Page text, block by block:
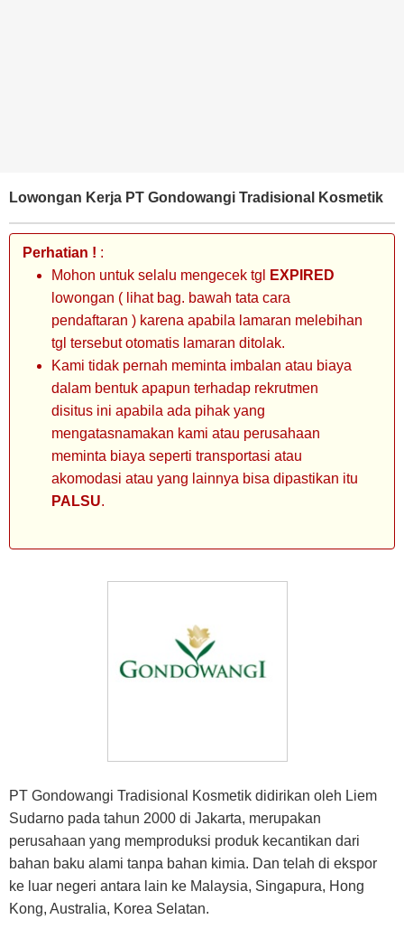
Lowongan Kerja PT Gondowangi Tradisional Kosmetik
Perhatian ! :
Mohon untuk selalu mengecek tgl
EXPIRED
lowongan ( lihat bag. bawah tata cara
pendaftaran ) karena apabila lamaran melebihan
tgl tersebut otomatis lamaran ditolak.
Kami tidak pernah meminta imbalan atau biaya
dalam bentuk apapun terhadap rekrutmen
disitus ini apabila ada pihak yang
mengatasnamakan kami atau perusahaan
meminta biaya seperti transportasi atau
akomodasi atau yang lainnya bisa dipastikan itu
PALSU.
PT Gondowangi Tradisional Kosmetik didirikan oleh Liem
Sudarno pada tahun 2000 di Jakarta, merupakan
perusahaan yang memproduksi produk kecantikan dari
bahan baku alami tanpa bahan kimia. Dan telah di ekspor
ke luar negeri antara lain ke Malaysia, Singapura, Hong
Kong, Australia, Korea Selatan.